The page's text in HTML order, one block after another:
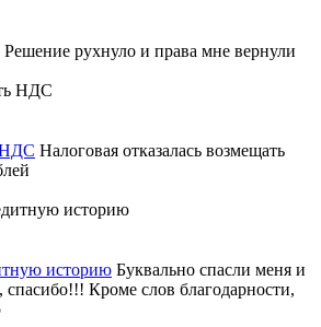
Решение рухнуло и права мне вернули
НДС Налоговая отказалась возмещать
историю Буквально спасли меня и
Кроме слов благодарности,